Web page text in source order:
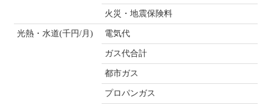
火災・地震保険料
光熱・水道(千円/月) 電気代
ガス代合計
都市ガス
プロパンガス